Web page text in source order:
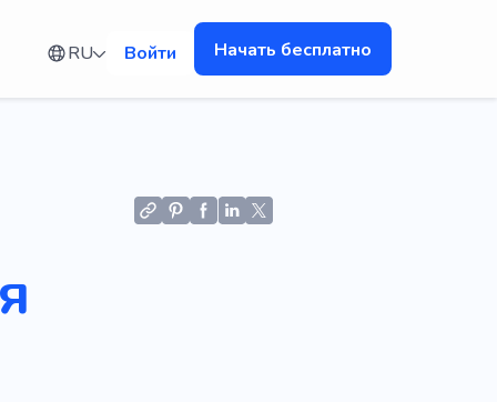
RU Войти Начать бесплатно